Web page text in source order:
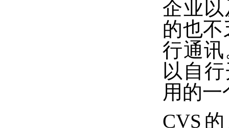
企业
的也不
行通
以自
用的一
CVS